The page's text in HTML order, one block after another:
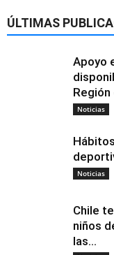
ÚLTIMAS
Apoyo
Región
Noticias
Noticias
Chile
niños
las...